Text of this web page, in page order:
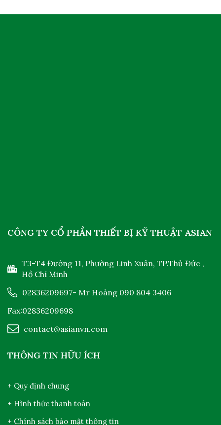
CÔNG TY CỔ PHẦN THIẾT BỊ KỸ THUẬT ASIAN
T3-T4 Đường 11, Phường Linh Xuân, TP.Thủ Đức ,
Hồ Chí Minh
02836209697- Mr Hoàng 090 804 3406
Fax:02836209698
contact@asianvn.com
THÔNG TIN HỮU ÍCH
+ Quy định chung
+ Hình thức thanh toán
+ Chính sách bảo mật thông tin